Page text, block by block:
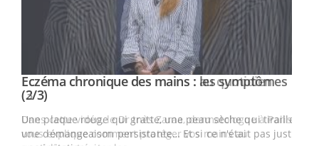
Youtube
Eczéma chronique des mains : les symptômes
(2/3)Youtube
Une plaque rouge qui gratte, une peau sèche qui tiraille,
une démangeaison persistante… Et si ce n'était pas juste